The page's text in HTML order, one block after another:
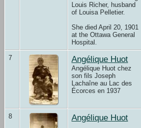
Louis Richer, husband
of Louisa Pelletier.
She died April 20, 1901
at the Ottawa General
Hospital.
7 Angélique Huot
Angélique Huot chez
son fils Joseph
Lachaîne au Lac des
Écorces en 1937
8 Angélique Huot